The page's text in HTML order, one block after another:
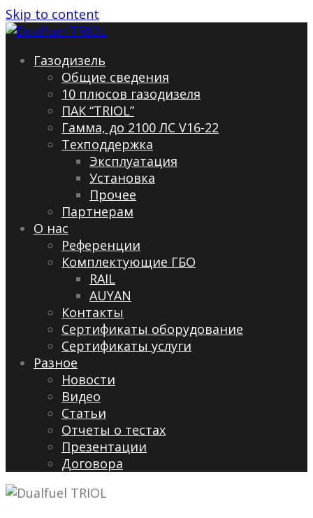
Skip to content
Газодизель
Общие сведения
10 плюсов газодизеля
ПАК “TRIOL”
Гамма, до 2100 ЛС V16-22
Техподдержка
Эксплуатация
Установка
Прочее
Партнерам
О нас
Референции
Комплектующие ГБО
RAIL
AUYAN
Контакты
Сертификаты оборудование
Сертификаты услуги
Разное
Новости
Видео
Cтатьи
Отчеты о тестах
Презентации
Договора